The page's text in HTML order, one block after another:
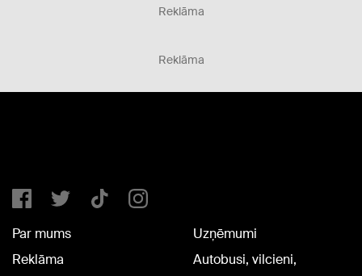
Reklāma
Reklāma
Par mums
Reklāma
Uzņēmumi
Autobusi, vilcieni,